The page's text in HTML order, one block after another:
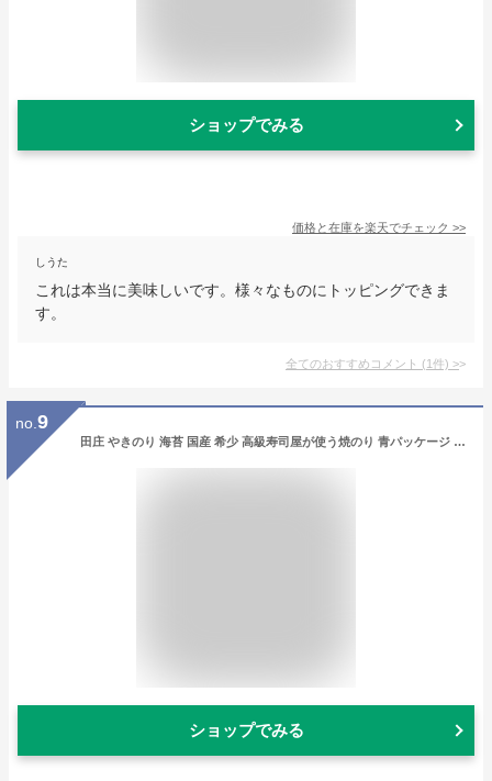
ショップでみる
価格と在庫を楽天でチェック >>
しうた
これは本当に美味しいです。様々なものにトッピングできま
す。
全てのおすすめコメント (1件) >
no. 9
田庄 やきのり 海苔 国産 希少 高級寿司屋が使う焼のり 青パッケージ 10枚入り 5パック チャック付ジッパーケース入り
ショップでみる